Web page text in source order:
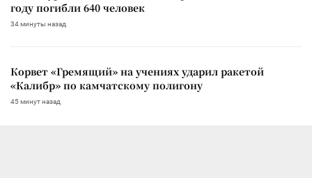
году погибли 640 человек
34 минуты назад
Корвет «Гремящий» на учениях ударил ракетой
«Калибр» по камчатскому полигону
45 минут назад